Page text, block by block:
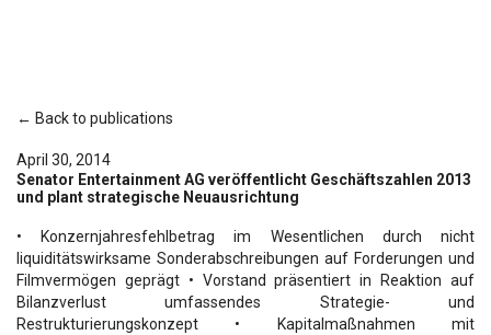
← Back to publications
April 30, 2014
Senator Entertainment AG veröffentlicht Geschäftszahlen 2013
und plant strategische Neuausrichtung
• Konzernjahresfehlbetrag im Wesentlichen durch nicht
liquiditätswirksame Sonderabschreibungen auf Forderungen und
Filmvermögen geprägt • Vorstand präsentiert in Reaktion auf
Bilanzverlust umfassendes Strategie- und
Restrukturierungskonzept • Kapitalmaßnahmen mit